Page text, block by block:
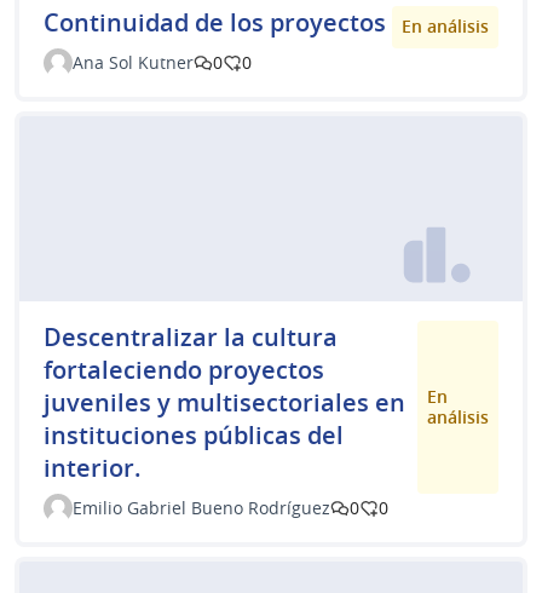
Continuidad de los proyectos
En análisis
Ana Sol Kutner
0 0
Descentralizar la cultura
fortaleciendo proyectos
juveniles y multisectoriales en
instituciones públicas del
interior.
En
análisis
Emilio Gabriel Bueno Rodríguez 0 0